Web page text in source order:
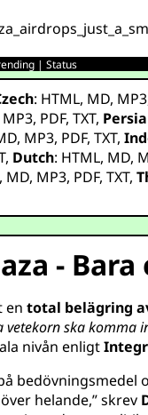
|Status
: HTML, MD, MP3
MP3, PDF,TXT,
, MP3, PDF,TXT,
, Dutch: HTML, MD,
, MD, MP3, PDF,TXT,
-
entotal belägring
vetekorn ska komma
nivån enligt
helande,” skrev